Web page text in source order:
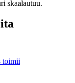
skaalautuu.
toimii